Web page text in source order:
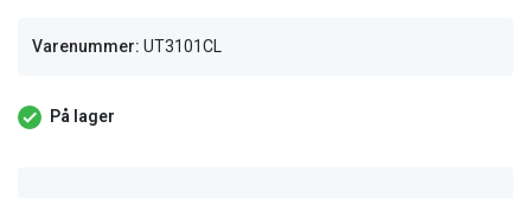
Varenummer: UT3101CL
På lager